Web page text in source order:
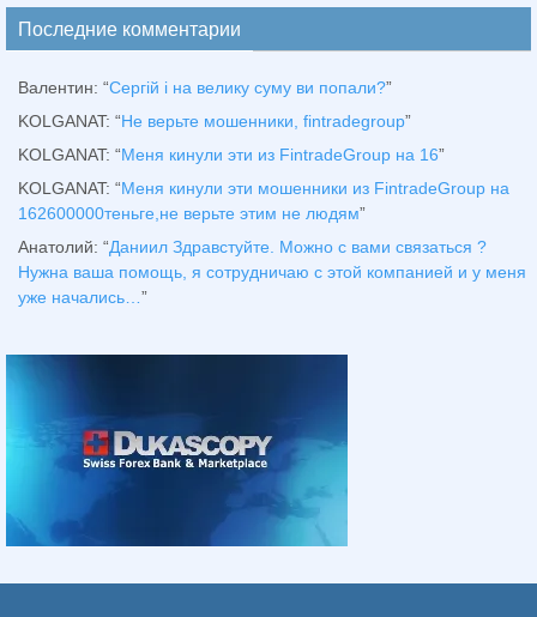
Последние комментарии
Валентин: “Сергій і на велику суму ви попали?”
KOLGANAT: “Не верьте мошенники, fintradegroup”
KOLGANAT: “Меня кинули эти из FintradeGroup на 16”
KOLGANAT: “Меня кинули эти мошенники из FintradeGroup на
162600000теньге,не верьте этим не людям”
Анатолий: “Даниил Здравстуйте. Можно с вами связаться ?
Нужна ваша помощь, я сотрудничаю с этой компанией и у меня
уже начались… ”